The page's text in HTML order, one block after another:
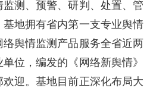
测、预警、研判、处置、管
地拥有省内第一支专业舆情
舆情监测产品服务全省近两
位，编发的《网络新舆情》
迎。基地目前正深化布局大